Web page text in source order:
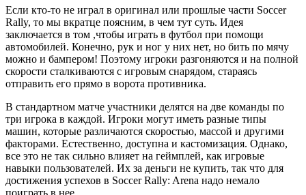
Если кто-то не играл в оригинал или прошлые части Soccer
Rally, то мы вкратце поясним, в чем тут суть. Идея
заключается в том ,чтобы играть в футбол при помощи
автомобилей. Конечно, рук и ног у них нет, но бить по мячу
можно и бампером! Поэтому игроки разгоняются и на полной
скорости сталкиваются с игровым снарядом, стараясь
отправить его прямо в ворота противника.
В стандартном матче участники делятся на две команды по
три игрока в каждой. Игроки могут иметь разные типы
машин, которые различаются скоростью, массой и другими
факторами. Естественно, доступна и кастомизация. Однако,
все это не так сильно влияет на геймплей, как игровые
навыки пользователей. Их за деньги не купить, так что для
достижения успехов в Soccer Rally: Arena надо немало